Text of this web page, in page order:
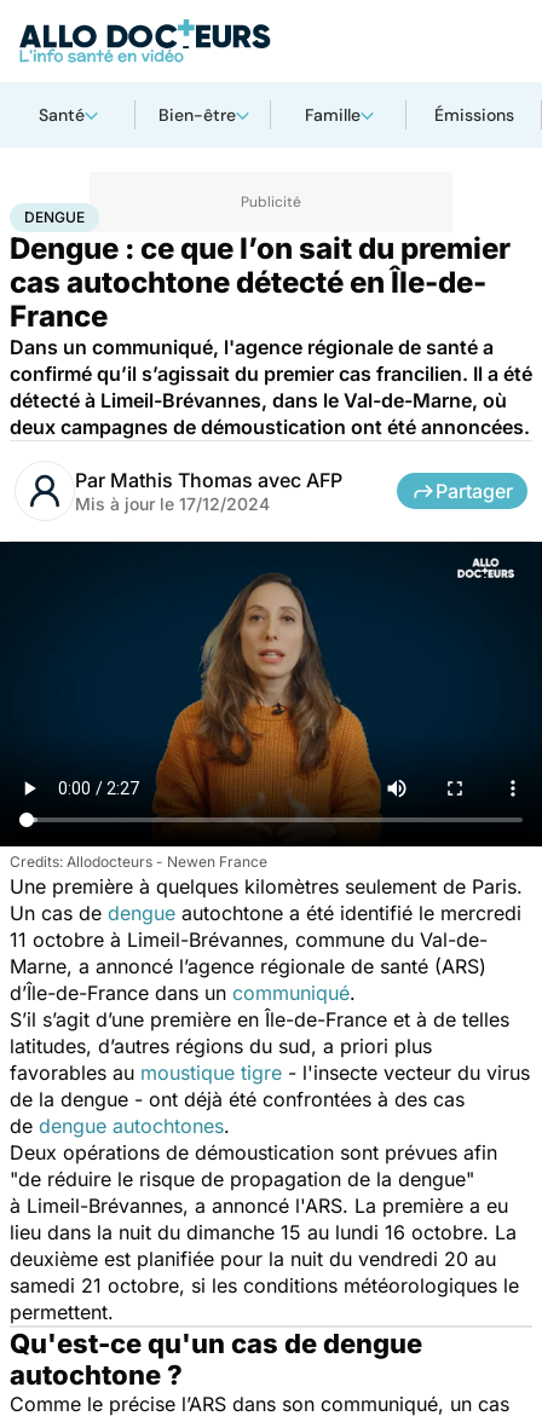
Santé Bien-être Famille Émissions
AccueilSanté Maladies infectieuses
DENGUE
Dengue : ce que l’on sait du premier
cas autochtone détecté en Île-de-
France
Dans un communiqué, l'agence régionale de santé a
confirmé qu’il s’agissait du premier cas francilien. Il a été
détecté à Limeil-Brévannes, dans le Val-de-Marne, où
deux campagnes de démoustication ont été annoncées.
Par Mathis Thomas avec AFP
Mis à jour le 17/12/2024
Partager
Allodocteurs - Newen France
Une première à quelques kilomètres seulement de Paris.
Un cas de dengue autochtone a été identifié le mercredi
11 octobre à Limeil-Brévannes, commune du Val-de-
Marne, a annoncé l’agence régionale de santé (ARS)
d’Île-de-France dans un communiqué.
S’il s’agit d’une première en Île-de-France et à de telles
latitudes, d’autres régions du sud, a priori plus
favorables au moustique tigre - l'insecte vecteur du virus
de la dengue - ont déjà été confrontées à des cas
de dengue autochtones.
Deux opérations de démoustication sont prévues afin
"de réduire le risque de propagation de la dengue"
à Limeil-Brévannes, a annoncé l'ARS. La première a eu
lieu dans la nuit du dimanche 15 au lundi 16 octobre. La
deuxième est planifiée pour la nuit du vendredi 20 au
samedi 21 octobre, si les conditions météorologiques le
permettent.
Qu'est-ce qu'un cas de dengue
autochtone ?
Comme le précise l’ARS dans son communiqué, un cas